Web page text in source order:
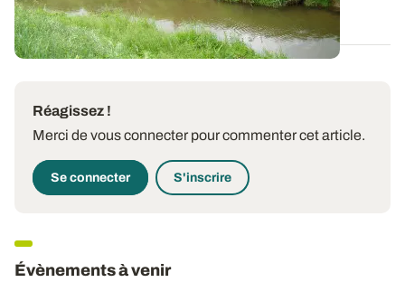
27 OCT. 2025
Réagissez !
Merci de vous connecter pour commenter cet article.
Se connecter S'inscrire
Évènements à venir